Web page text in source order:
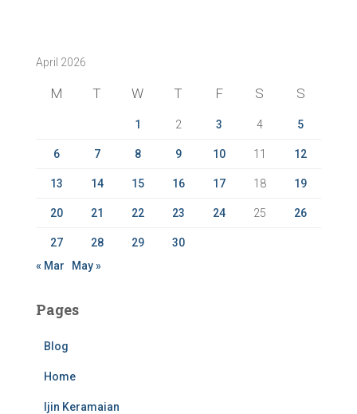
h
April 2026
M T W T F S S
1 2 3 4 5
6 7 8 9 10 11 12
13 14 15 16 17 18 19
20 21 22 23 24 25 26
27 28 29
30
« Mar
May »
Pages
Blog
Home
Ijin Keramaian